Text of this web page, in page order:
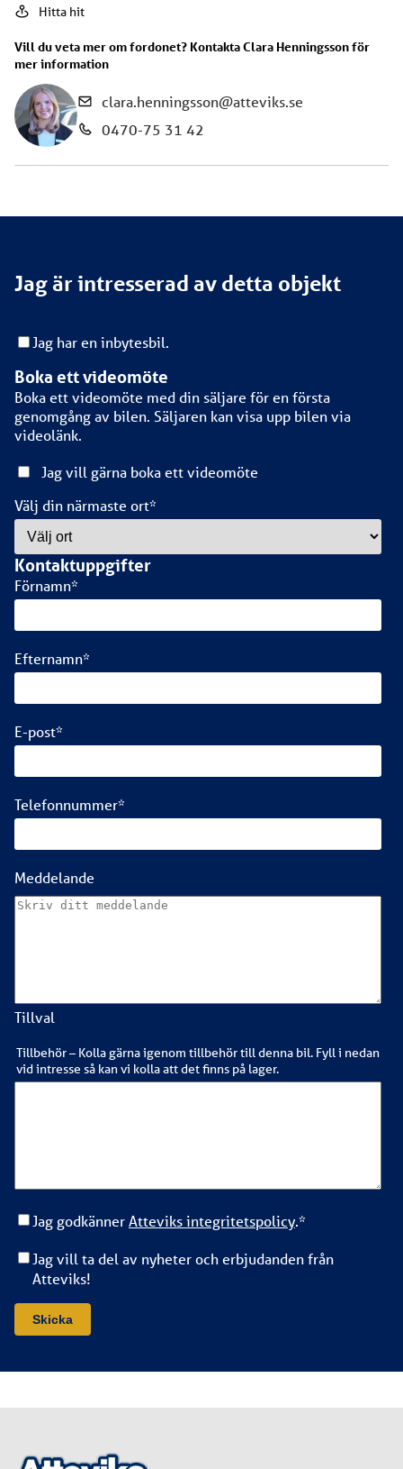
Hitta hit
Vill du veta mer om fordonet? KontaktaClara Henningssonför
mer information
clara.henningsson@atteviks.se
0470-75 31 42
Jag är intresserad av detta objekt
Jag har en inbytesbil.
Boka ett videomöte
Boka ett videomöte med din säljare för en första
genomgång av bilen. Säljaren kan visa upp bilen via
videolänk.
Jag vill gärna boka ett videomöte
Välj din närmaste ort*
Kontaktuppgifter
Förnamn*
Efternamn*
E-post*
Telefonnummer*
Meddelande
Tillval
Tillbehör – Kolla gärna igenom tillbehör till denna bil. Fyll i nedan
vid intresse så kan vi kolla att det finns på lager.
Jag godkännerAtteviks integritetspolicy.*
Jag vill ta del av nyheter och erbjudanden från
Atteviks!